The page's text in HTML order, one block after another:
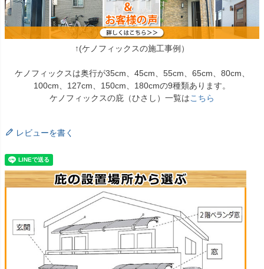
↑(ケノフィックスの施工事例）
ケノフィックスは奥行が35cm、45cm、55cm、65cm、80cm、
100cm、127cm、150cm、180cmの9種類あります。
ケノフィックスの庇（ひさし）一覧はこちら
レビューを書く